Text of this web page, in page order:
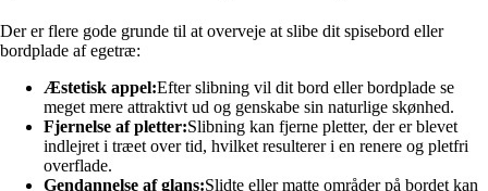
Der er flere gode grunde til at overveje at slibe dit spisebord eller
bordplade af egetræ:
Æstetisk appel:Efter slibning vil dit bord eller bordplade se
meget mere attraktivt ud og genskabe sin naturlige skønhed.
Fjernelse af pletter:Slibning kan fjerne pletter, der er blevet
indlejret i træet over tid, hvilket resulterer i en renere og pletfri
overflade.
Gendannelse af glans:Slidte eller matte områder på bordet kan